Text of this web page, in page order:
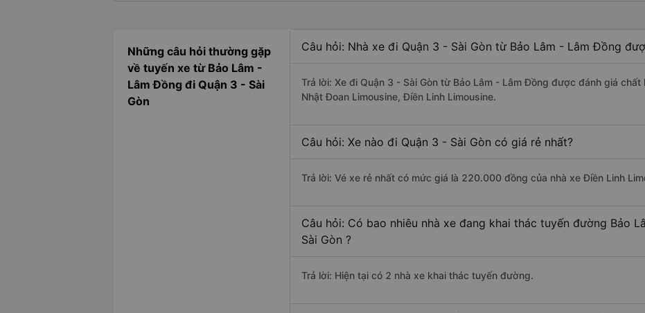
Những câu hỏi thường gặp
về tuyến xe từ Bảo Lâm -
Lâm Đồng đi Quận 3 - Sài
Gòn
Câu hỏi: Nhà xe đi Quận 3 - Sài Gòn từ Bảo Lâm - Lâm Đồng
Trả lời: Xe đi Quận 3 - Sài Gòn từ Bảo Lâm - Lâm Đồng được đánh giá
Nhật Đoan Limousine, Điền Linh Limousine.
Câu hỏi: Xe nào đi Quận 3 - Sài Gòn có giá rẻ nhất?
Trả lời: Vé xe rẻ nhất có mức giá là 220.000 đồng của nhà xe Điền Linh
Câu hỏi: Có bao nhiêu nhà xe đang khai thác tuyến đường Bảo
Sài Gòn ?
Trả lời: Hiện tại có 2 nhà xe khai thác tuyến đường.